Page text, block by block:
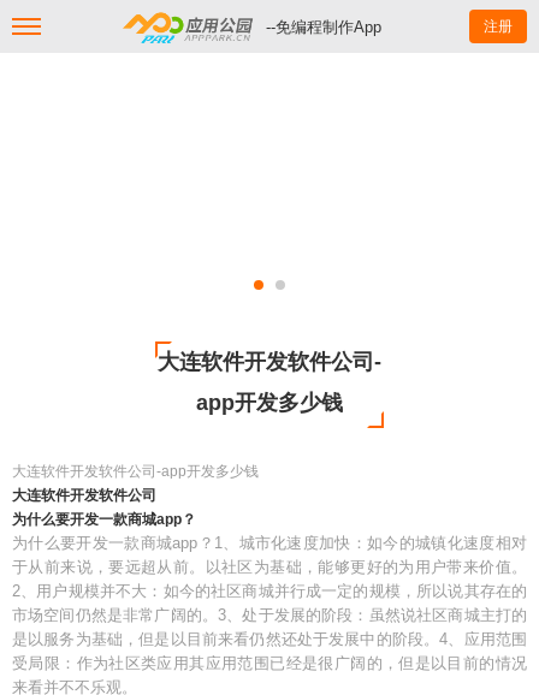
--免编程制作App 注册
大连软件开发软件公司-
app开发多少钱
大连软件开发软件公司-app开发多少钱
大连软件开发软件公司
为什么要开发一款商城app？
为什么要开发一款商城app？1、城市化速度加快：如今的城镇化速度相对
于从前来说，要远超从前。以社区为基础，能够更好的为用户带来价值。
2、用户规模并不大：如今的社区商城并行成一定的规模，所以说其存在的
市场空间仍然是非常广阔的。3、处于发展的阶段：虽然说社区商城主打的
是以服务为基础，但是以目前来看仍然还处于发展中的阶段。4、应用范围
受局限：作为社区类应用其应用范围已经是很广阔的，但是以目前的情况
来看并不不乐观。